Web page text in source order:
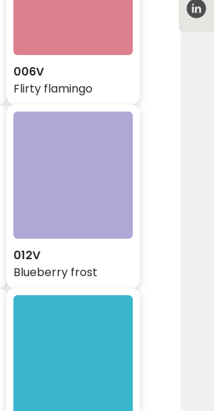
006V
Flirty flamingo
012V
Blueberry frost